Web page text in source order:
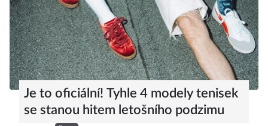
Je to oficiální! Tyhle 4 modely tenisek
se stanou hitem letošního podzimu